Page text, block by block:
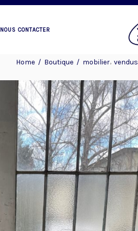
NOUS CONTACTER
Home / Boutique / mobilier, vendus